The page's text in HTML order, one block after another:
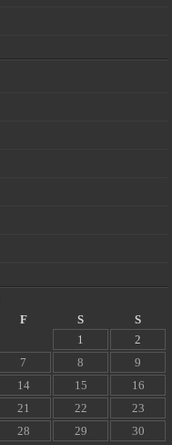
F S
S
1
2
7 8
9
14 15
16
21 22
23
28 29
30